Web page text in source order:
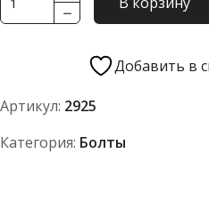
товара
Добавить в
Артикул: 2925
Категория: Болты